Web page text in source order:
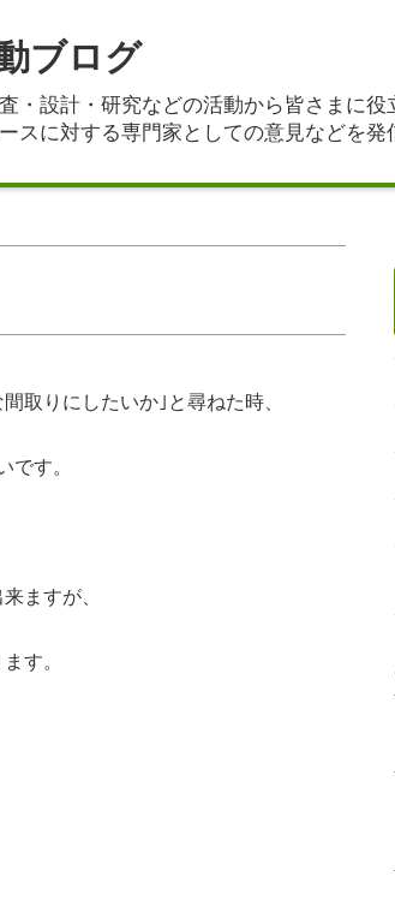
ブログ
・設計・研究などの活動から皆さまに
スに対する専門家としての意見などを発
取りにしたいか｣と尋ねた時、
です。
ますが、
す。